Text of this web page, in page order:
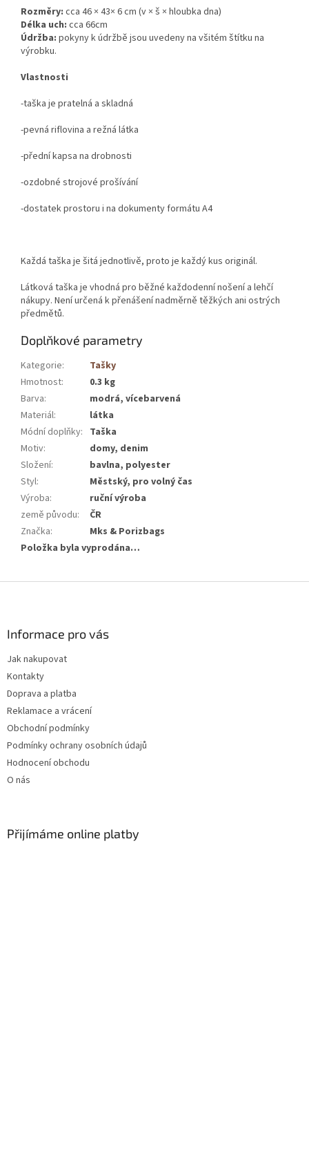
Rozměry: cca 46 × 43× 6 cm (v × š × hloubka dna)
Délka uch: cca 66cm
Údržba: pokyny k údržbě jsou uvedeny na všitém štítku na
výrobku.
Vlastnosti
-taška je pratelná a skladná
-pevná riflovina a režná látka
-přední kapsa na drobnosti
-ozdobné strojové prošívání
-dostatek prostoru i na dokumenty formátu A4
Každá taška je šitá jednotlivě, proto je každý kus originál.
Látková taška je vhodná pro běžné každodenní nošení a lehčí
nákupy. Není určená k přenášení nadměrně těžkých ani ostrých
předmětů.
Doplňkové parametry
Kategorie:
Tašky
Hmotnost:
0.3 kg
Barva:
modrá, vícebarvená
Materiál:
látka
Módní doplňky: Taška
Motiv:
domy, denim
Složení:
bavlna, polyester
Styl:
Městský, pro volný čas
Výroba:
ruční výroba
země původu:
ČR
Značka:
Mks & Porizbags
Položka byla vyprodána…
Informace pro vás
Jak nakupovat
Kontakty
Doprava a platba
Reklamace a vrácení
Obchodní podmínky
Podmínky ochrany osobních údajů
Hodnocení obchodu
O nás
Přijímáme online platby